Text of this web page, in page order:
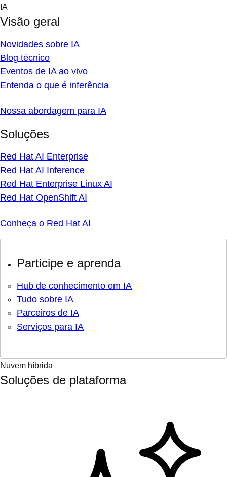
Skip
content
IA
Visão geral
Novidades sobre IA
Blog técnico
Eventos de IA ao vivo
Entenda o que é inferência
Nossa abordagem para IA
Soluções
Red Hat AI Enterprise
Red Hat AI Inference
Red Hat Enterprise Linux AI
Red Hat OpenShift AI
Conheça o Red Hat AI
Participe e aprenda
Hub de conhecimento em IA
Tudo sobre IA
Parceiros de IA
Serviços para IA
Nuvem híbrida
Soluções de plataforma